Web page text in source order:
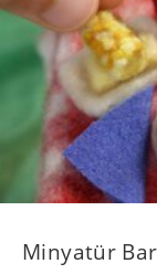
Minyatür